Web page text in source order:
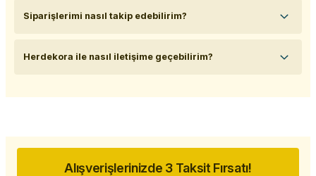
Siparişlerimi nasıl takip edebilirim?
Herdekora ile nasıl iletişime geçebilirim?
Alışverişlerinizde 3 Taksit Fırsatı!